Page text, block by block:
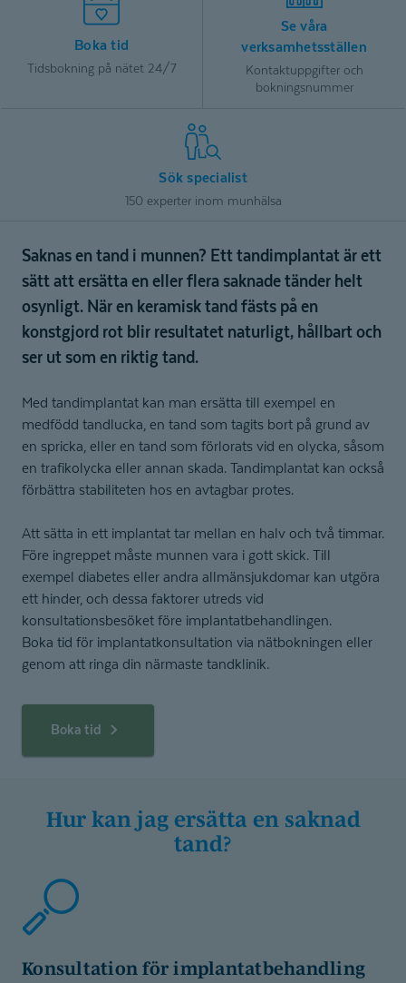
Boka tid
Tidsbokning på nätet 24/7
Se våra
verksamhetsställen
Kontaktuppgifter och
bokningsnummer
Sök specialist
150 experter inom munhälsa
Saknas en tand i munnen? Ett tandimplantat är ett
sätt att ersätta en eller flera saknade tänder helt
osynligt. När en keramisk tand fästs på en
konstgjord rot blir resultatet naturligt, hållbart och
ser ut som en riktig tand.
Med tandimplantat kan man ersätta till exempel en
medfödd tandlucka, en tand som tagits bort på grund av
en spricka, eller en tand som förlorats vid en olycka, såsom
en trafikolycka eller annan skada. Tandimplantat kan också
förbättra stabiliteten hos en avtagbar protes.
Att sätta in ett implantat tar mellan en halv och två timmar.
Före ingreppet måste munnen vara i gott skick. Till
exempel diabetes eller andra allmänsjukdomar kan utgöra
ett hinder, och dessa faktorer utreds vid
konsultationsbesöket före implantatbehandlingen.
Boka tid för implantatkonsultation via nätbokningen eller
genom att ringa din närmaste tandklinik.
Boka tid
Hur kan jag ersätta en saknad
tand?
Konsultation för implantatbehandling